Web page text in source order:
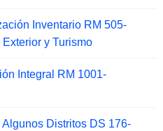
Inventario RM 505-
y Turismo
Integral RM 1001-
Distritos DS 176-